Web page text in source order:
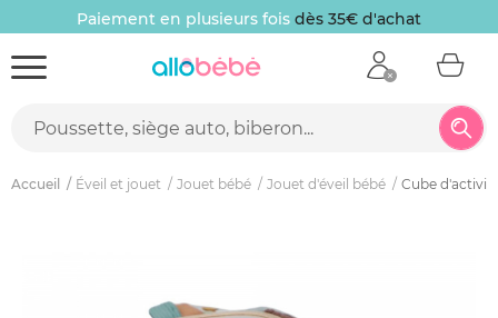
Paiement en plusieurs fois dès 35€ d'achat
Accueil Éveil et jouet Jouet bébé Jouet d'éveil bébé Cube